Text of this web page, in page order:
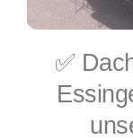
✅